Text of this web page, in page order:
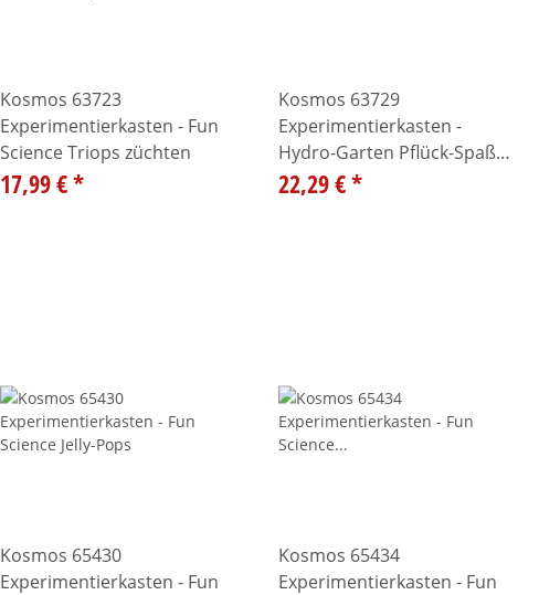
Kosmos 63723
Experimentierkasten - Fun
Science Triops züchten
17,99 €*
Kosmos 63729
Experimentierkasten -
Hydro-Garten Pflück-Spaß
ohne Erde
22,29 €*
Kosmos 65430
Experimentierkasten - Fun
Kosmos 65434
Experimentierkasten - Fun